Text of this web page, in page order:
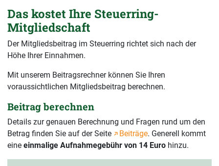
Das kostet Ihre Steuerring-
Mitgliedschaft
Der Mitgliedsbeitrag im Steuerring richtet sich nach der
Höhe Ihrer Einnahmen.
Mit unserem Beitragsrechner können Sie Ihren
voraussichtlichen Mitgliedsbeitrag berechnen.
Beitrag berechnen
Details zur genauen Berechnung und Fragen rund um den
Betrag finden Sie auf der Seite
Beiträge. Generell kommt
eine einmalige Aufnahmegebühr von 14 Euro hinzu.